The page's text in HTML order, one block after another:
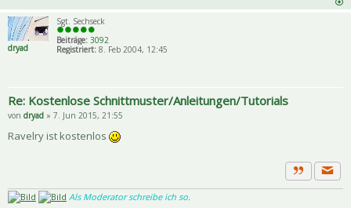
dryad
Sgt. Sechseck
Beiträge: 3092
Registriert:8. Feb 2004, 12:45
Re: Kostenlose Schnittmuster/Anleitungen/Tutorials
von dryad » 7. Jun 2015, 21:55
Ravelry ist kostenlos
Zitat
Als Moderator schreibe ich so.